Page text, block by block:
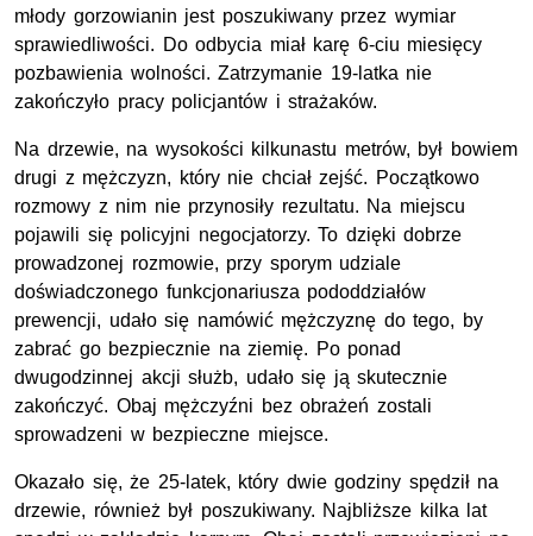
młody gorzowianin jest poszukiwany przez wymiar
sprawiedliwości. Do odbycia miał karę 6-ciu miesięcy
pozbawienia wolności. Zatrzymanie 19-latka nie
zakończyło pracy policjantów i strażaków.
Na drzewie, na wysokości kilkunastu metrów, był bowiem
drugi z mężczyzn, który nie chciał zejść. Początkowo
rozmowy z nim nie przynosiły rezultatu. Na miejscu
pojawili się policyjni negocjatorzy. To dzięki dobrze
prowadzonej rozmowie, przy sporym udziale
doświadczonego funkcjonariusza pododdziałów
prewencji, udało się namówić mężczyznę do tego, by
zabrać go bezpiecznie na ziemię. Po ponad
dwugodzinnej akcji służb, udało się ją skutecznie
zakończyć. Obaj mężczyźni bez obrażeń zostali
sprowadzeni w bezpieczne miejsce.
Okazało się, że 25-latek, który dwie godziny spędził na
drzewie, również był poszukiwany. Najbliższe kilka lat